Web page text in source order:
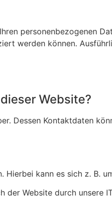
personenbezogenen
werden können.
Website?
Dessen Kontaktdaten
kann es sich z. B.
Website durch unsere